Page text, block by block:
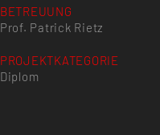
BETREUUNG
Prof. Patrick Rietz
PROJEKTKATEGORIE
Diplom